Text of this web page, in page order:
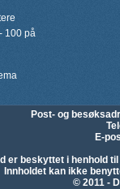
100 på
Post- og
E-
er beskyttet i henhold
Innholdet kan ikke
© 2011 -